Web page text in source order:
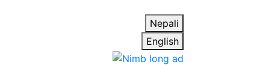
Nepali
English